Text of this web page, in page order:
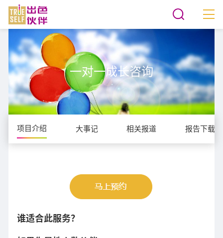
一对一成长咨询
项目介绍 大事记 相关报道 报告下载
谁适合此服务？